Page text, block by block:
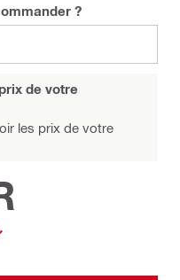
?
de votre
les prix de votre